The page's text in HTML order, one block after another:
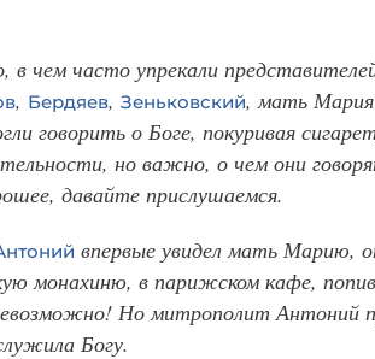
чем часто упрекали
, Бердяев, Зеньковский, мать
говорить о Боге, покуривая
но важно, о чем они
давайте прислушаемся.
впервые увидел мать Марию,
монахиню, в парижском кафе,
Но митрополит Антоний
Богу.